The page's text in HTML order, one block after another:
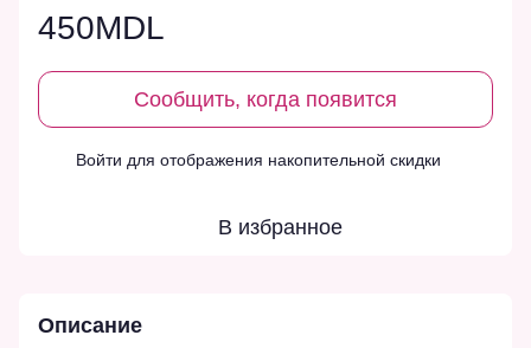
450MDL
Сообщить, когда появится
Войти для отображения накопительной скидки
В избранное
Описание